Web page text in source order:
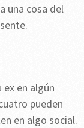
una cosa del
en algún
pueden
en algo social.